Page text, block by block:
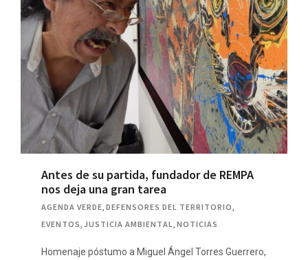
Antes de su partida, fundador de REMPA
nos deja una gran tarea
AGENDA VERDE, DEFENSORES DEL TERRITORIO,
EVENTOS, JUSTICIA AMBIENTAL, NOTICIAS
Homenaje póstumo a Miguel Ángel Torres Guerrero,